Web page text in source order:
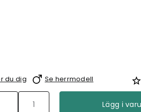
du dig Se herrmodell
Lägg i